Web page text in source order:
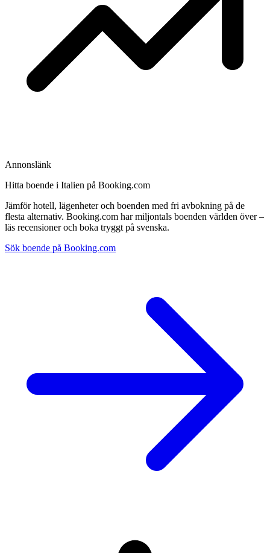
Annonslänk
Hitta boende i Italien på Booking.com
Jämför hotell, lägenheter och boenden med fri avbokning på de
flesta alternativ. Booking.com har miljontals boenden världen över –
läs recensioner och boka tryggt på svenska.
Sök boende på Booking.com